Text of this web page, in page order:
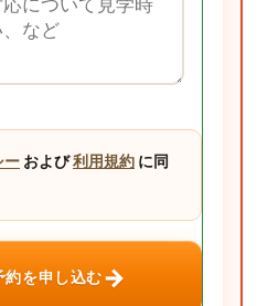
ー および利用規約 に同
約を申し込む→